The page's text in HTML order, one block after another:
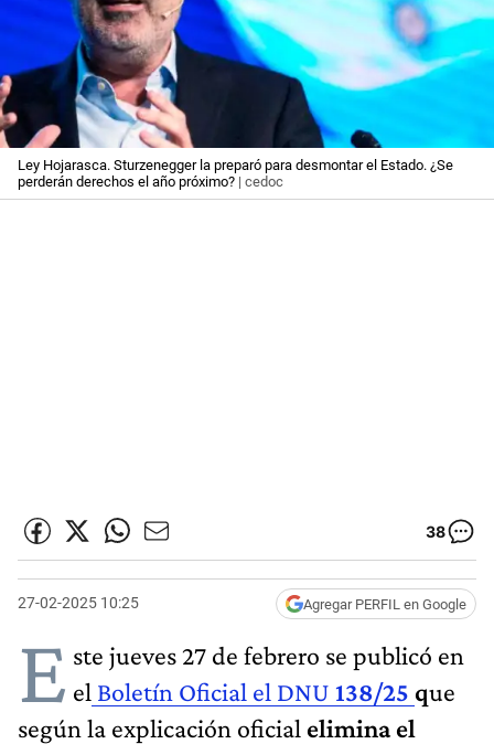
Ley Hojarasca. Sturzenegger la preparó para desmontar el Estado. ¿Se
perderán derechos el año próximo? | cedoc
38
27-02-2025 10:25 Agregar PERFIL en Google
E ste jueves 27 de febrero se publicó en
el Boletín Oficial el DNU 138/25 que
según la explicación oficial elimina el